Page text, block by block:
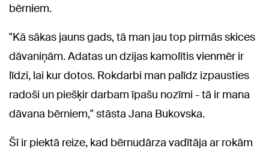
bērniem.
"Kā sākas jauns gads, tā man jau top pirmās skices
dāvaniņām. Adatas un dzijas kamolītis vienmēr ir
līdzi, lai kur dotos. Rokdarbi man palīdz izpausties
radoši un piešķir darbam īpašu nozīmi - tā ir mana
dāvana bērniem," stāsta Jana Bukovska.
Šī ir piektā reize, kad bērnudārza vadītāja ar rokām